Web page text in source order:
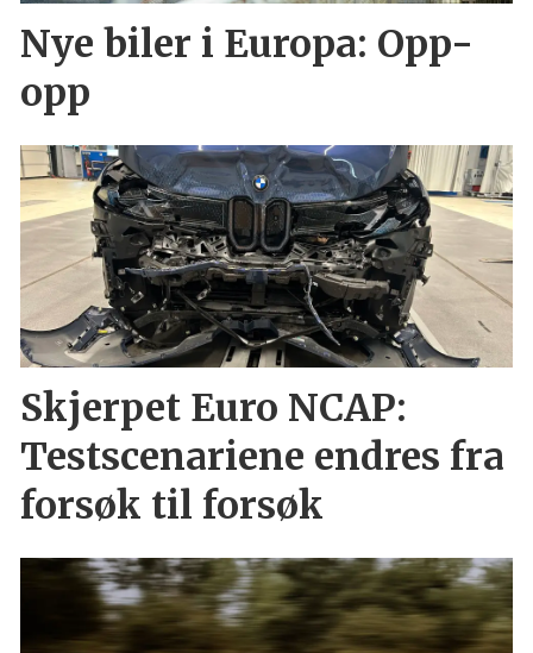
Nye biler i Europa: Opp-
opp
Skjerpet Euro NCAP:
Testscenariene endres fra
forsøk til forsøk